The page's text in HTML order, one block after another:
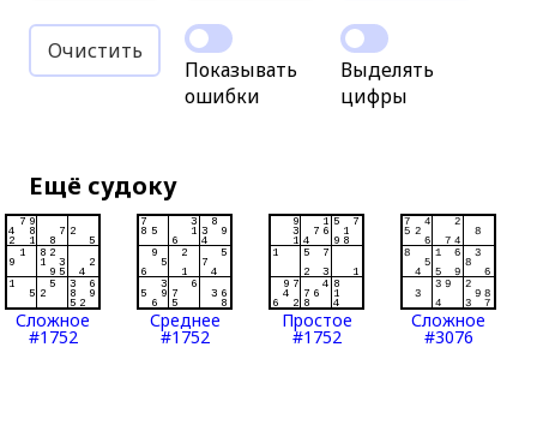
Очистить
Показывать
ошибки
Выделять
цифры
Ещё судоку
Сложное
#1752
Среднее
#1752
Простое
#1752
Сложное
#3076